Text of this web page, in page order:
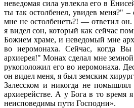
неведомая сила увлекла его в
ты так остолбенел, увидев меня?"
мне не остолбенеть?! — ответил
я видел сон, который как сейчас
Божием храме, и неведомый мне
во иеромонаха. Сейчас, когда
архиерея!" Монах сделал мне
рукоположил его во иеромонаха.
он видел меня, я был земским
Залесском и никогда не
архиерействе. А у Бога в то время
неисповедимы пути Господни».